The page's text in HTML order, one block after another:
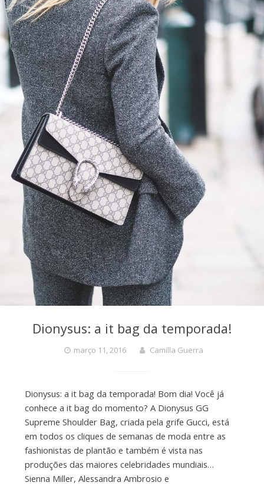
Dionysus: a it bag da temporada!
março 11, 2016 Camilla Guerra
Dionysus: a it bag da temporada! Bom dia! Você já
conhece a it bag do momento? A Dionysus GG
Supreme Shoulder Bag, criada pela grife Gucci, está
em todos os cliques de semanas de moda entre as
fashionistas de plantão e também é vista nas
produções das maiores celebridades mundiais…
Sienna Miller, Alessandra Ambrosio e